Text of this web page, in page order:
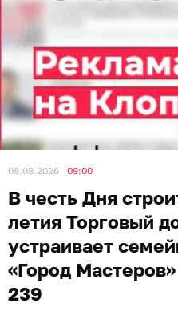
08.08.2026 09:00
В честь Дня
летия Торговый
устраивает
«Город
239